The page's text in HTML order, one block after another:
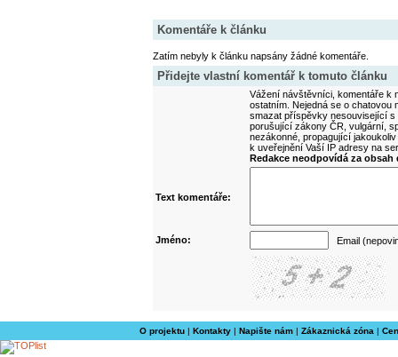
Komentáře k článku
Zatím nebyly k článku napsány žádné komentáře.
Přidejte vlastní komentář k tomuto článku
Vážení návštěvníci, komentáře k
ostatním. Nejedná se o
smazat příspěvky nesouvisející
porušující zákony ČR, vulgární,
nezákonné, propagující
k uveřejnění Vaší IP adresy na
Redakce neodpovídá za
Text komentáře:
Jméno: Email
O projektu| Kontakty| Napište nám| Zákaznická zóna |